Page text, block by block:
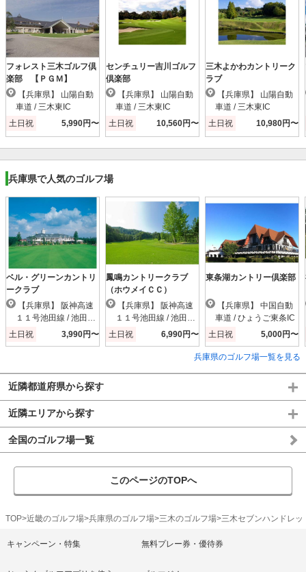
フォレスト三木ゴルフ倶
楽部 【ＰＧＭ】
車道 / 三木東IC
土日祝
5,990円〜
センチュリー吉川ゴルフ
倶楽部
車道 / 三木東IC
土日祝
10,560円〜
三木よかわカントリーク
ラブ
車道 / 三木東IC
土日祝
10,980円〜
兵庫県で人気のゴルフ場
ベル・グリーンカントリ
ークラブ
１１号池田線 / 池田木
部IC
土日祝 3,990円〜
鳳鳴カントリークラブ
（ホウメイＣＣ）
１１号池田線 / 池田木
部IC
土日祝 6,990円〜
東条湖カントリー倶楽部
車道 / ひょうご東条IC
土日祝
5,000円〜
兵庫県のゴルフ場一覧を見る
近隣都道府県から探す
近隣エリアから探す
全国のゴルフ場一覧
このページのTOPへ
TOP 近畿のゴルフ場 兵庫県のゴルフ場 三木のゴルフ場 三木セブンハンドレ
キャンペーン・特集 無料プレー券・優待券